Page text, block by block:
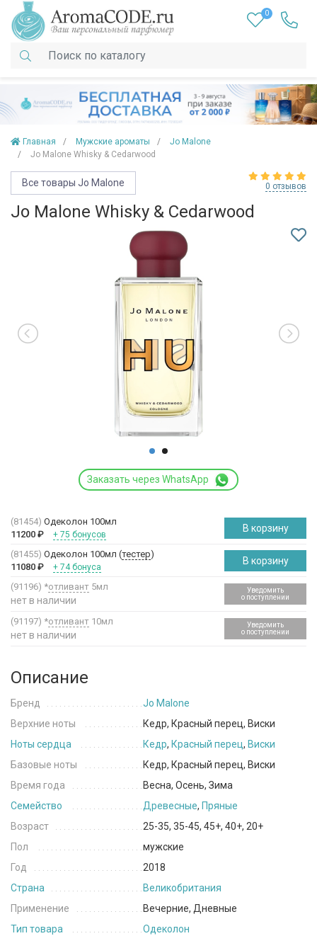
0
Главная Мужские ароматы
Jo Malone
Jo Malone Whisky & Cedarwood
Все товары Jo Malone 0 отзывов
Jo Malone Whisky & Cedarwood
Заказать через WhatsApp
(81454) Одеколон 100мл
11200 ₽ + 75 бонусов
В корзину
(81455) Одеколон 100мл (тестер)
11080 ₽ + 74 бонуса
В корзину
(91196) *отливант 5мл
нет в наличии
Уведомить
о поступлении
(91197) *отливант 10мл
нет в наличии
Уведомить
о поступлении
Описание
Бренд
Jo Malone
Верхние ноты
Кедр, Красный перец, Виски
Ноты сердца
Кедр, Красный перец, Виски
Базовые ноты
Кедр, Красный перец, Виски
Время года
Весна, Осень, Зима
Семейство
Древесные, Пряные
Возраст
25-35, 35-45, 45+, 40+, 20+
Пол
мужские
Год
2018
Страна
Великобритания
Применение
Вечерние, Дневные
Тип товара
Одеколон